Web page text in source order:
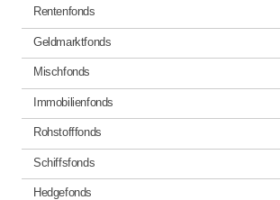
Rentenfonds
Geldmarktfonds
Mischfonds
Immobilienfonds
Rohstofffonds
Schiffsfonds
Hedgefonds